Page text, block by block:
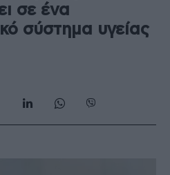
σε ένα
σύστημα υγείας